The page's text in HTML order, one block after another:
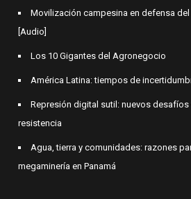
Movilización campesina en defensa del
[Audio]
Los 10 Gigantes del Agronegocio
América Latina: tiempos de
Represión digital sutil: nuevos
resistencia
Agua, tierra y comunidades: razones
megaminería en Panamá